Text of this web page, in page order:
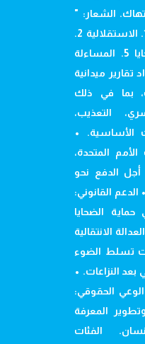
الشعار: "
من التوثيق إلى العدالة قيم سام :- 1. الاستقلالية 2.
المهنية 3. النزاهة 4. العدالة للضحايا 5. المساءلة
تقارير ميدانية
بما في ذلك
التعذيب،
الأساسية. •
المتحدة،
أجل الدفع نحو
القانوني:
الضحايا
الانتقالية
تسلط الضوء
النزاعات. •
الحقوقي:
المعرفة
الفئات